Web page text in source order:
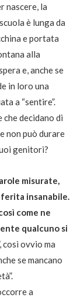
nascere, la
è lunga da
e portata
alla
e, anche se
in loro una
a “sentire”.
decidano di
non può durare
genitori?
misurate,
insanabile.
come ne
qualcuno si
così ovvio ma
se mancano
a